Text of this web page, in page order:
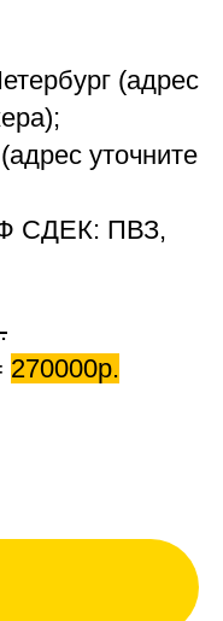
(адрес
уточните
СДЕК: ПВЗ,
270000р.